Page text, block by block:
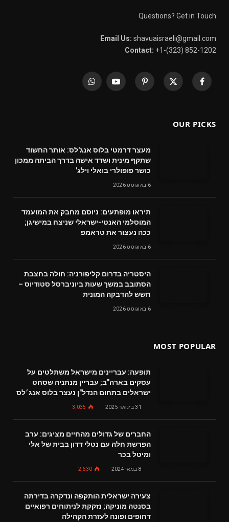
Questions? Get in Touch
Email Us: shavuaisraeli@gmail.com
Contact: +1-(323) 852-1202
Facebook
X
Pinterest
YouTube
WhatsApp
OUR PICKS
מעצר דרמטי בלוס אנג'לס: אותר החשוד
שתקף מינית ושדד אישה בדרך הביתה ממכון
כושר פופולרי בואלי וילג'
6 באוגוסט 2026
תיראו מופתעים: ניוסם מחבק את המועמד
המוסלמי האנטי-ישראלי שניצח במישיגן;
ככה נעצור את טראמפ
6 באוגוסט 2026
היסטריה בדרום קליפורניה: חולה בחצבת
הסתובב במשך שעות ביוניברסל סטודיוס –
חשש להדבקה המונית
6 באוגוסט 2026
MOST POPULAR
תופעה: עבריינים מישראל משתלטים על
עסקים בארה"ב; עבריין מנתניה שסחט
ישראלים בתחום הנדל"ן נעצר בלוס אנג׳לס
31 בינואר 2025 3,035
החברים של גדולים מהחיים מציגים: ערב
הפרשת חלה עם נטלי דדון בבית של אלי
ומיטל בכר
8 במאי 2024 2,630
צעירה ישראלית הותקפה ונדקרה בדירתה
בסנטה מוניקה; נזקקת לניתוחים רפואיים
דחופים ופונה לעזרת הקהילה